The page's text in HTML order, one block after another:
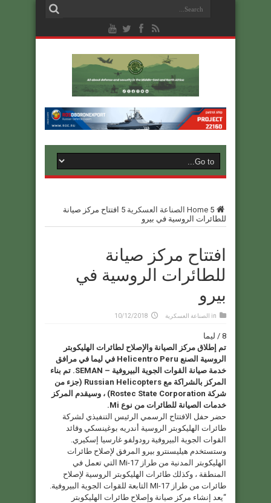
Home 5 الصناعة العسكرية
افتتاح مركز صيانة
للطائرات الروسية في بيرو
افتتاح مركز صيانة
للطائرات الروسية في
بيرو
in الصناعة العسكرية 10/12/2018
8 / ليما
تم إطلاق مركز الصيانة والإصلاح لطائرات الهليكوبتر
الروسية الصنع Helicentro Peru في ليما في مرافق
خدمة صيانة القوات الجوية البيروفية – SEMAN. تم بناء
المركز بالشراكة مع Russian Helicopters (جزء من
شركة Rostec State Corporation) ، وسيقدم المركز
خدمات الصيانة للطائرات من نوع Mi.
حضر حفل الافتتاح الرسمي الرئيس التنفيذي لشركة
طائرات الهليكوبتر الروسية أندريه بوغينسكي وقائد
القوات الجوية البيروفية رودولفو غارسيا إسكيري.
وستستخدم هيليسنترو بيرو المرفق لإصلاح طائرات
الهليكوبتر المدنية من طراز Mi-17 التي تعمل في
المنطقة ، وكذلك طائرات الهليكوبتر الروسية لإصلاح
طائرات من طراز MI-17 التابعة للقوات الجوية البيروفية.
“يعد إنشاء مركز صيانة وإصلاح طائرات الهليكوبتر